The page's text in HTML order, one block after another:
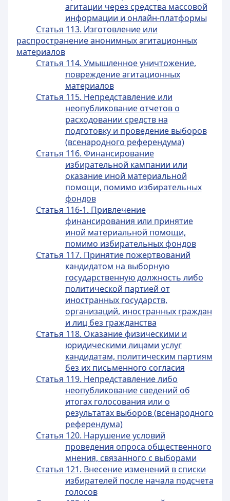
агитации через средства массовой
информации и онлайн-платформы
Статья 113. Изготовление или
распространение анонимных агитационных
материалов
Статья 114. Умышленное уничтожение,
повреждение агитационных
материалов
Статья 115. Непредставление или
неопубликование отчетов о
расходовании средств на
подготовку и проведение выборов
(всенародного референдума)
Статья 116. Финансирование
избирательной кампании или
оказание иной материальной
помощи, помимо избирательных
фондов
Статья 116-1. Привлечение
финансирования или принятие
иной материальной помощи,
помимо избирательных фондов
Статья 117. Принятие пожертвований
кандидатом на выборную
государственную должность либо
политической партией от
иностранных государств,
организаций, иностранных граждан
и лиц без гражданства
Статья 118. Оказание физическими и
юридическими лицами услуг
кандидатам, политическим партиям
без их письменного согласия
Статья 119. Непредставление либо
неопубликование сведений об
итогах голосования или о
результатах выборов (всенародного
референдума)
Статья 120. Нарушение условий
проведения опроса общественного
мнения, связанного с выборами
Статья 121. Внесение изменений в списки
избирателей после начала подсчета
голосов